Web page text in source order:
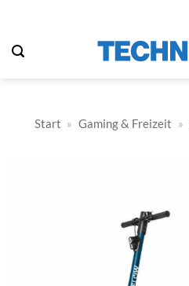
springen
Start » Gaming & Freizeit »